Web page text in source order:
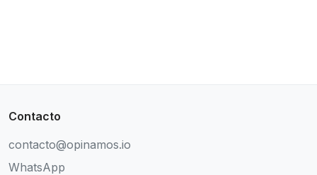
Contacto
contacto@opinamos.io
WhatsApp